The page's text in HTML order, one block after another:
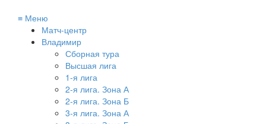
≡ Меню
Матч-центр
Владимир
Сборная тура
Высшая лига
1-я лига
2-я лига. Зона А
2-я лига. Зона Б
3-я лига. Зона А